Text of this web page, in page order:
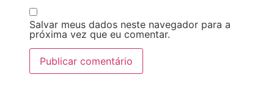
Salvar meus dados neste navegador para a
próxima vez que eu comentar.